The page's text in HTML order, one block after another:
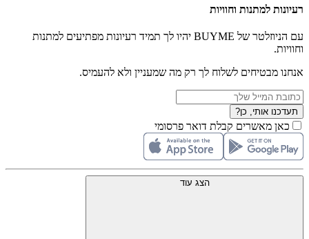
רעיונות למתנות וחוויות
עם הניוזלטר של BUYME יהיו לך תמיד רעיונות מפתיעים למתנות
וחוויות.
אנחנו מבטיחים לשלוח לך רק מה שמעניין ולא להעמיס.
תעדכנו אותי, כן?
כאן מאשרים קבלת דואר פרסומי
הצג עוד